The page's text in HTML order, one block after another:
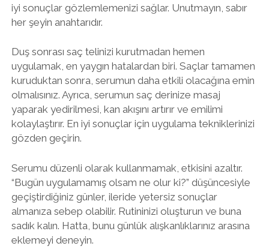
iyi sonuçlar gözlemlemenizi sağlar. Unutmayın, sabır
her şeyin anahtarıdır.
Duş sonrası saç telinizi kurutmadan hemen
uygulamak, en yaygın hatalardan biri. Saçlar tamamen
kuruduktan sonra, serumun daha etkili olacağına emin
olmalısınız. Ayrıca, serumun saç derinize masaj
yaparak yedirilmesi, kan akışını artırır ve emilimi
kolaylaştırır. En iyi sonuçlar için uygulama tekniklerinizi
gözden geçirin.
Serumu düzenli olarak kullanmamak, etkisini azaltır.
“Bugün uygulamamış olsam ne olur ki?” düşüncesiyle
geçiştirdiğiniz günler, ileride yetersiz sonuçlar
almanıza sebep olabilir. Rutininizi oluşturun ve buna
sadık kalın. Hatta, bunu günlük alışkanlıklarınız arasına
eklemeyi deneyin.